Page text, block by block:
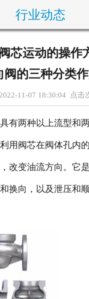
行业动态
芯运动的操作
阀的三种分类
11-07 18:30:04 点击
有两种以上流型和
用阀芯在阀体孔内
改变油流方向。它
换向，以及泄压和